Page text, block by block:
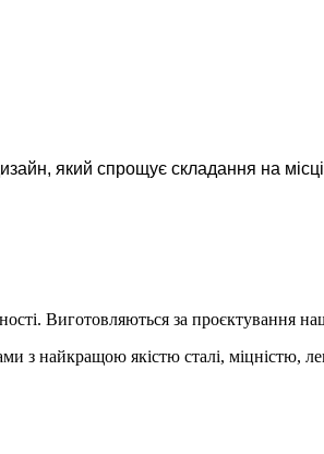
який спрощує складання на
Виготовляються за проєктування
з найкращою якістю сталі, міцністю,